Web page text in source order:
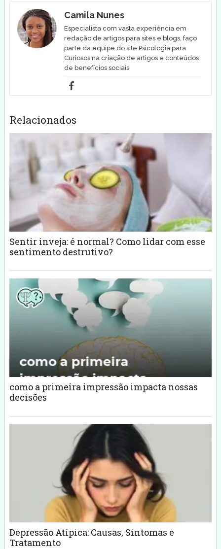
Camila Nunes
Especialista com vasta experiência em
redação de artigos para sites e blogs, faço
parte da equipe do site Psicologia para
Curiosos na criação de artigos e conteúdos
de benefícios sociais.
Relacionados
Sentir inveja: é normal? Como lidar com esse
sentimento destrutivo?
como a primeira impressão impacta nossas
decisões
Depressão Atípica: Causas, Sintomas e
Tratamento